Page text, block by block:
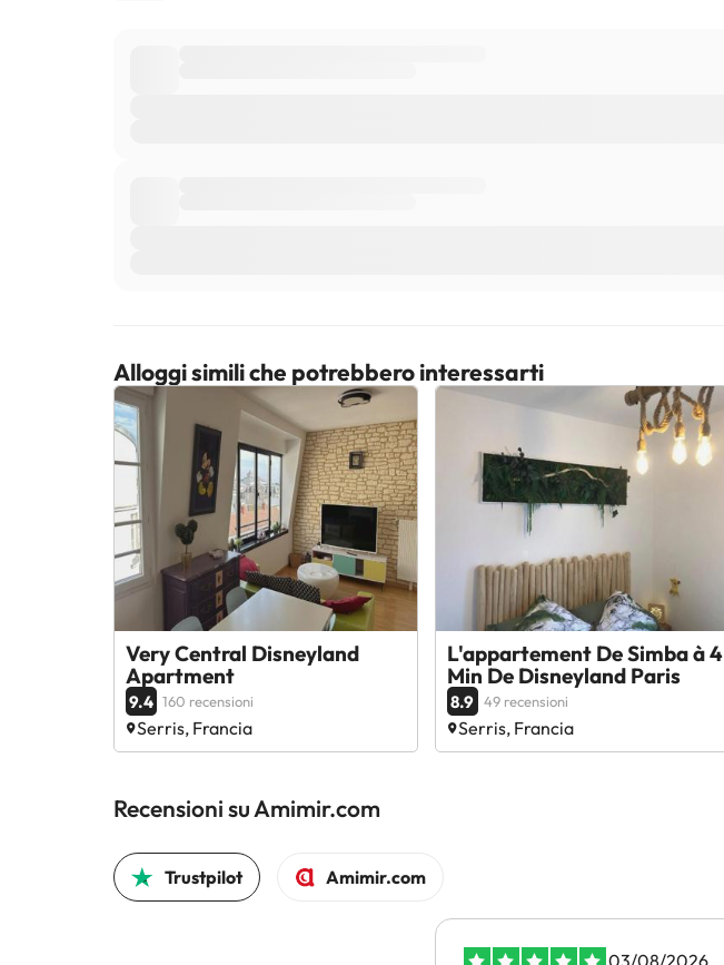
Alloggi simili che potrebbero interessarti
Very Central Disneyland
Apartment
9.4 160 recensioni
Serris, Francia
L'appartement De Simba à 4
Min De Disneyland Paris
8.9 49 recensioni
Serris, Francia
Recensioni su Amimir.com
Trustpilot Amimir.com
03/08/2026